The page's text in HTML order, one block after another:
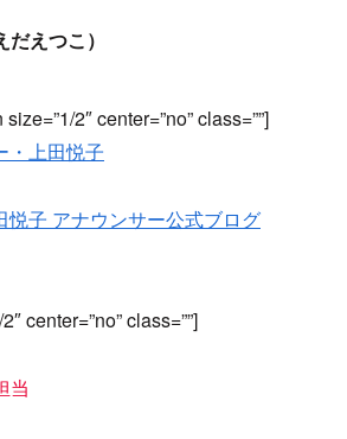
えつこ）
2″ center=”no” class=””]
悦子 アナウンサー公式ブログ
center=”no” class=””]
当